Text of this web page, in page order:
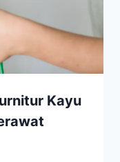
Kayu